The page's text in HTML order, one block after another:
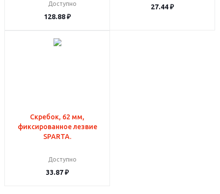
Доступно
128.88₽
27.44₽
Скребок, 62 мм,
фиксированное лезвие
SPARTA.
Доступно
33.87₽